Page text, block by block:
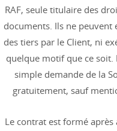
RAF, seule titulaire des
documents. Ils ne peuvent
des tiers par le Client, ni
quelque motif que ce soit.
simple demande de la
gratuitement, sauf
Le contrat est formé après